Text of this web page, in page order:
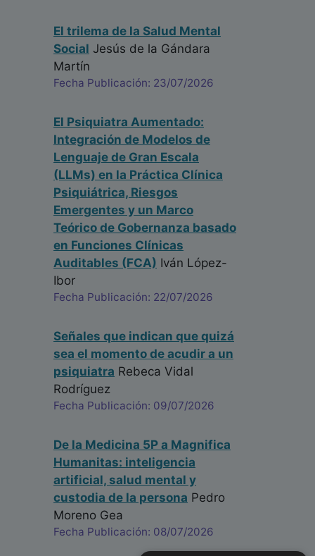
El trilema de la Salud Mental
Social Jesús de la Gándara
Martín
Fecha Publicación: 23/07/2026
El Psiquiatra Aumentado:
Integración de Modelos de
Lenguaje de Gran Escala
(LLMs) en la Práctica Clínica
Psiquiátrica, Riesgos
Emergentes y un Marco
Teórico de Gobernanza basado
en Funciones Clínicas
Auditables (FCA) Iván López-
Ibor
Fecha Publicación: 22/07/2026
Señales que indican que quizá
sea el momento de acudir a un
psiquiatra Rebeca Vidal
Rodríguez
Fecha Publicación: 09/07/2026
De la Medicina 5P a Magnifica
Humanitas: inteligencia
artificial, salud mental y
custodia de la persona Pedro
Moreno Gea
Fecha Publicación: 08/07/2026